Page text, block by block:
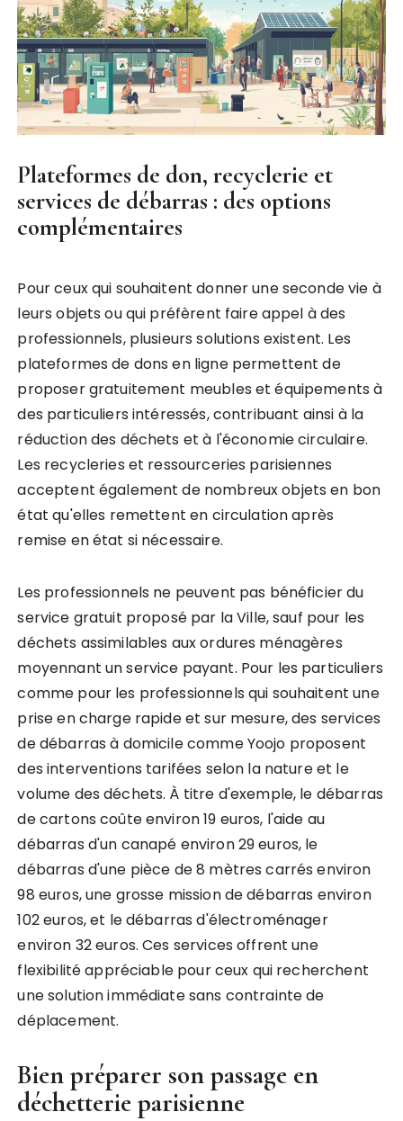
Plateformes de don, recyclerie et
services de débarras : des options
complémentaires
Pour ceux qui souhaitent donner une seconde vie à
leurs objets ou qui préfèrent faire appel à des
professionnels, plusieurs solutions existent. Les
plateformes de dons en ligne permettent de
proposer gratuitement meubles et équipements à
des particuliers intéressés, contribuant ainsi à la
réduction des déchets et à l'économie circulaire.
Les recycleries et ressourceries parisiennes
acceptent également de nombreux objets en bon
état qu'elles remettent en circulation après
remise en état si nécessaire.
Les professionnels ne peuvent pas bénéficier du
service gratuit proposé par la Ville, sauf pour les
déchets assimilables aux ordures ménagères
moyennant un service payant. Pour les particuliers
comme pour les professionnels qui souhaitent une
prise en charge rapide et sur mesure, des services
de débarras à domicile comme Yoojo proposent
des interventions tarifées selon la nature et le
volume des déchets. À titre d'exemple, le débarras
de cartons coûte environ 19 euros, l'aide au
débarras d'un canapé environ 29 euros, le
débarras d'une pièce de 8 mètres carrés environ
98 euros, une grosse mission de débarras environ
102 euros, et le débarras d'électroménager
environ 32 euros. Ces services offrent une
flexibilité appréciable pour ceux qui recherchent
une solution immédiate sans contrainte de
déplacement.
Bien préparer son passage en
déchetterie parisienne